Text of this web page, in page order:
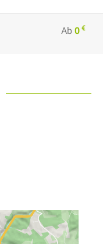
Ab 0 €